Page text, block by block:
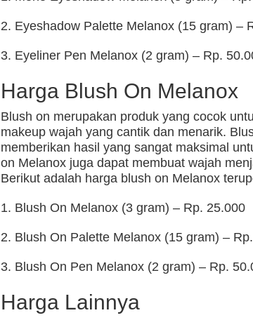
2. Eyeshadow Palette Melanox (15 gram) –
3. Eyeliner Pen Melanox (2 gram) – Rp.
Harga Blush On Melanox
Blush on merupakan produk yang cocok
makeup wajah yang cantik dan menarik.
memberikan hasil yang sangat maksimal
on Melanox juga dapat membuat wajah
Berikut adalah harga blush on Melanox
1. Blush On Melanox (3 gram) – Rp. 25.000
2. Blush On Palette Melanox (15 gram) –
3. Blush On Pen Melanox (2 gram) – Rp.
Harga Lainnya